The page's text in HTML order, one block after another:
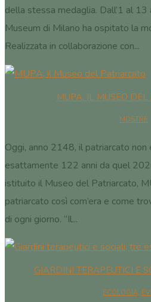
della stessa medaglia. Dall’1 al
Museum di Milano ha ospitato la
Realizzata in collaborazione con...
MUPA, IL MUSEO DEL
MOSTRE
Oggi, anno 2148, il patriarcato
esattamente 122 anni da quel
istituito il Museo del Patriarcato,
patriarcato così com’era e come
di ogni giorno. “Il...
GIARDINI TERAPEUTICI E
ECOLOGIA,